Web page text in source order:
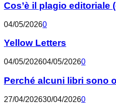
Cos’è il plagio editoriale
04/05/20260
Yellow Letters
04/05/202604/05/20260
Perché alcuni libri sono
27/04/202630/04/20260